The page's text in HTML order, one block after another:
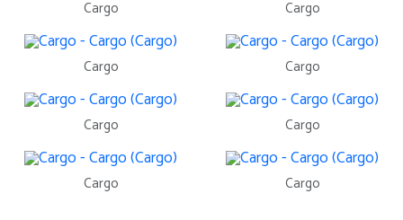
Cargo Cargo
Cargo Cargo
Cargo Cargo
Cargo Cargo